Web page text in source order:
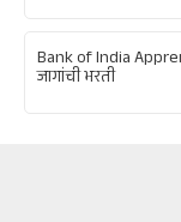
Bank of India
जागांची भरती